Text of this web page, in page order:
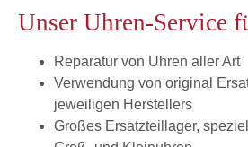
Unser Uhren-Service
Reparatur von Uhren aller Art
Verwendung von original
jeweiligen Herstellers
Großes Ersatzteillager,